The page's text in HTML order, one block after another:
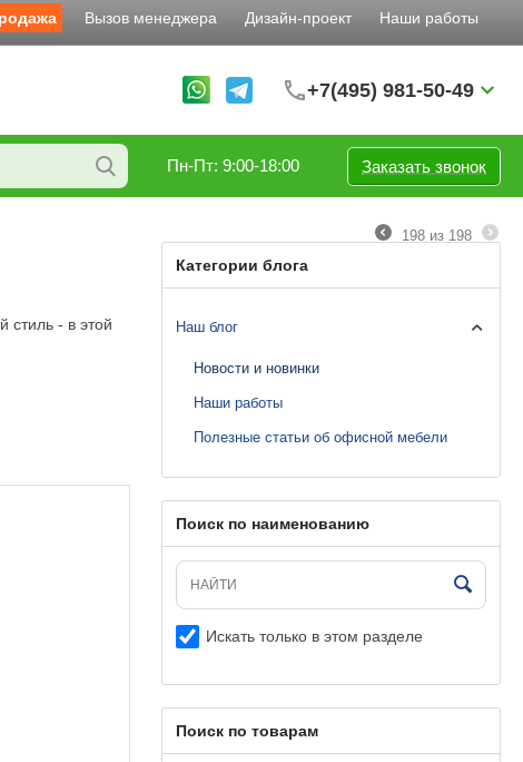
Вызов менеджера Дизайн-проект Наши работы
+7(495) 981-50-49
Заказать звонок
Пн-Пт: 9:00-18:00
198 из 198
стиль - в этой
Категории блога
Наш блог
Новости и новинки
Наши работы
Полезные статьи об офисной мебели
Поиск по наименованию
Искать только в этом разделе
Поиск по товарам